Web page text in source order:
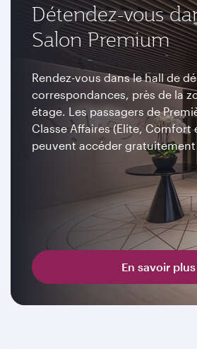
Détendez-vous
Salon Premium
Rendez-vous dans le hall de
correspondances, près de la
étage. Les passagers de
Classe Affaires (Elite, Comfort
peuvent accéder
En savoir plus